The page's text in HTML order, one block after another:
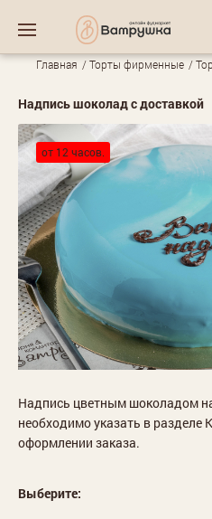
Главная Торты фирменные
Надпись шоколад с доставкой
от 12 часов.
Надпись цветным шоколадом
необходимо указать в разделе
оформлении заказа.
Выберите: